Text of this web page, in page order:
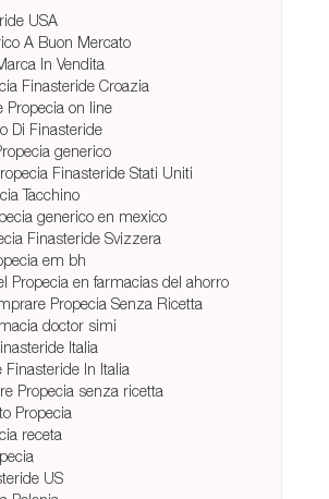
USA
A Buon Mercato
In Vendita
Finasteride Croazia
Propecia on line
Di Finasteride
generico
Finasteride Stati Uniti
Tacchino
generico en mexico
Finasteride Svizzera
em bh
Propecia en farmacias del ahorro
Propecia Senza Ricetta
doctor simi
Italia
Finasteride In Italia
Propecia senza ricetta
Propecia
receta
US